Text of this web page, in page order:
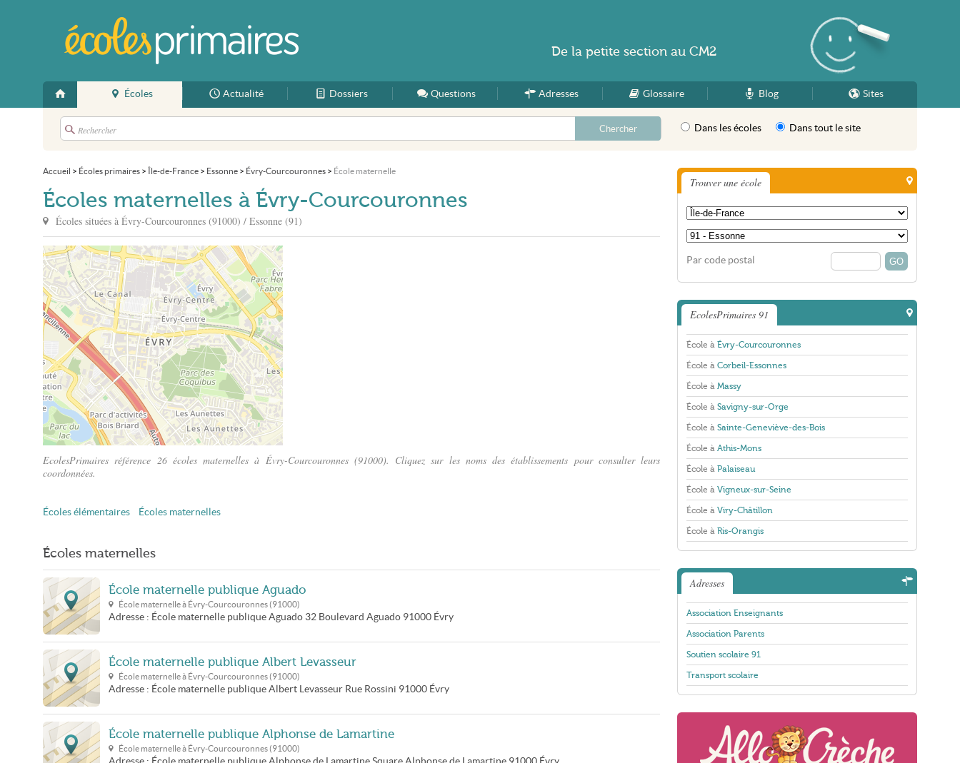
Accueil
Écoles Actualité Dossiers Questions Adresses Glossaire Blog Sites
Dans les écoles Dans tout le site
Accueil > Écoles primaires > Île-de-France > Essonne > Évry-Courcouronnes > École maternelle
Écoles maternelles à Évry-Courcouronnes
Écoles situées à Évry-Courcouronnes (91000) / Essonne (91)
EcolesPrimaires référence 26 écoles maternelles à Évry-Courcouronnes (91000). Cliquez sur les noms des établissements pour consulter leurs
coordonnées.
Écoles élémentaires Écoles maternelles
Écoles maternelles
École maternelle publique Aguado
École maternelle à Évry-Courcouronnes (91000)
Adresse : École maternelle publique Aguado 32 Boulevard Aguado 91000 Évry
École maternelle publique Albert Levasseur
École maternelle à Évry-Courcouronnes (91000)
Adresse : École maternelle publique Albert Levasseur Rue Rossini 91000 Évry
École maternelle publique Alphonse de Lamartine
École maternelle à Évry-Courcouronnes (91000)
Trouver une école
Par code postal
EcolesPrimaires 91
École à Évry-Courcouronnes
École à Corbeil-Essonnes
École à Massy
École à Savigny-sur-Orge
École à Sainte-Geneviève-des-Bois
École à Athis-Mons
École à Palaiseau
École à Vigneux-sur-Seine
École à Viry-Châtillon
École à Ris-Orangis
Adresses
Association Enseignants
Association Parents
Soutien scolaire 91
Transport scolaire
De la petite section au CM2